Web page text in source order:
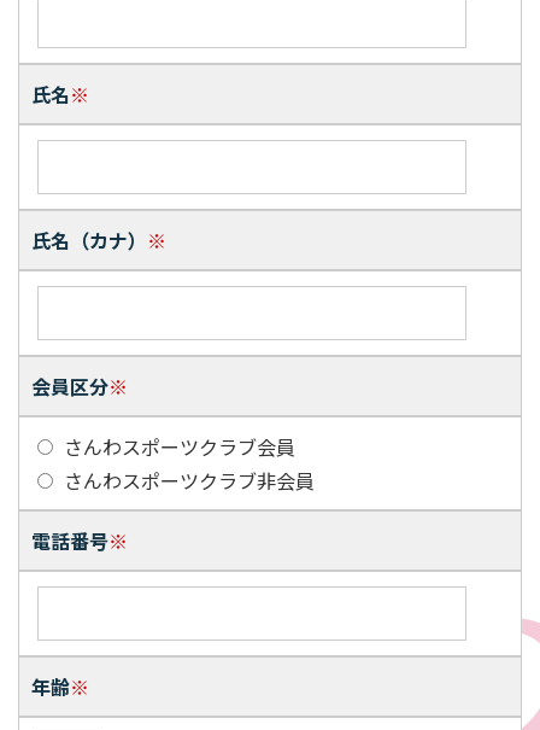
氏名※
氏名（カナ） ※
会員区分※
さんわスポーツクラブ会員
さんわスポーツクラブ非会員
電話番号※
年齢※